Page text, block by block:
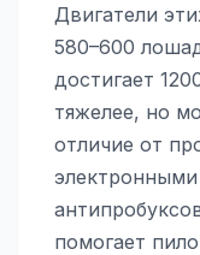
Двигатели
580–600
достигает
тяжелее, но
отличие от
помогает